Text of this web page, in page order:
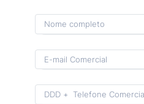
Format: (00) 0 0000-0000.